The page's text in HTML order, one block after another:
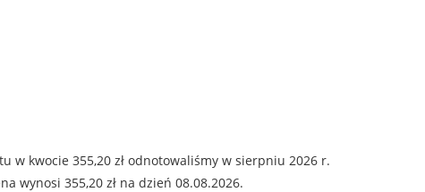
w kwocie 355,20 zł odnotowaliśmy w sierpniu 2026 r.
wynosi 355,20 zł na dzień 08.08.2026.